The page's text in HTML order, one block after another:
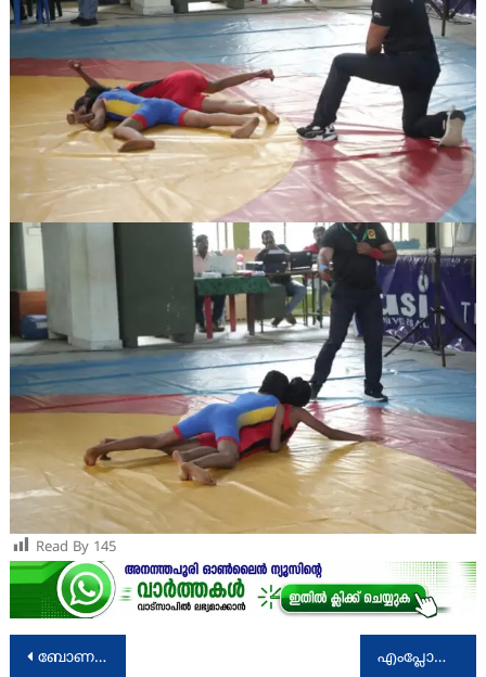
Read By 145
Post
ബോണക്കാടിന് ആവേശമായി സ്റ്റേ ബസ് വീണ്ടുമെത്തി എംപ്ലോയ്മെന്റ് എക്സ്‌ചെഞ്ചിൽ രജിസ്റ്റർ ചെയ്യാം